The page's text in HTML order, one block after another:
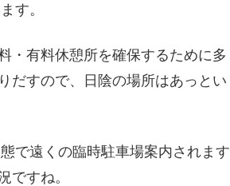
す。
・有料休憩所を確保するために多
だすので、日陰の場所はあっとい
で遠くの臨時駐車場案内されます
ですね。